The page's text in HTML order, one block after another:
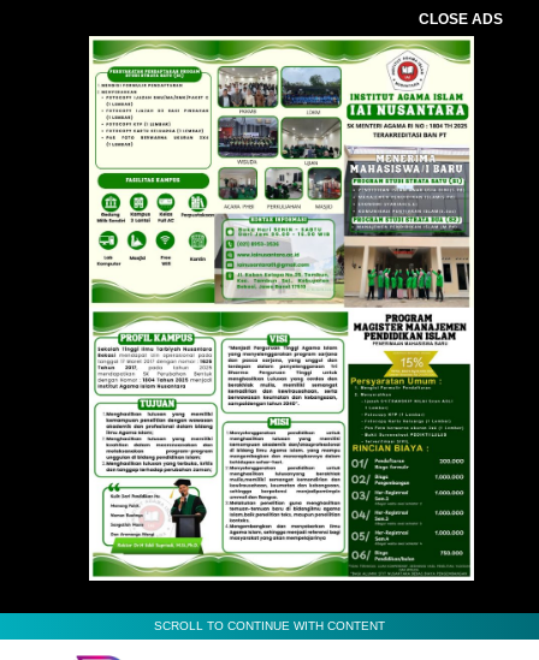
CLOSE ADS
SCROLL TO CONTINUE WITH CONTENT